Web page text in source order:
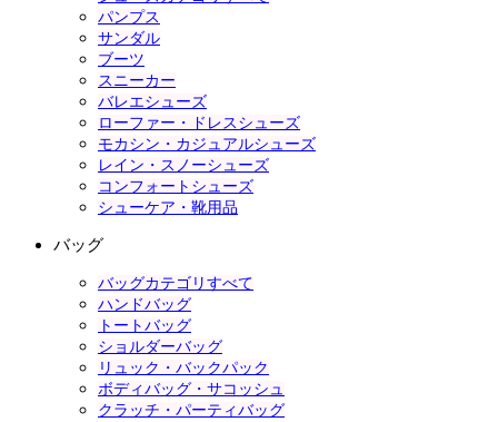
パンプス
サンダル
ブーツ
スニーカー
バレエシューズ
ローファー・ドレスシューズ
モカシン・カジュアルシューズ
レイン・スノーシューズ
コンフォートシューズ
シューケア・靴用品
バッグ
バッグカテゴリすべて
ハンドバッグ
トートバッグ
ショルダーバッグ
リュック・バックパック
ボディバッグ・サコッシュ
クラッチ・パーティバッグ